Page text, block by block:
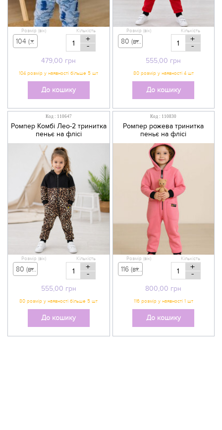
479,00 грн
Розмір (вік)
104 (вік 3-4 р) - 479,00 грн
Кількість
+
-
До кошику
555,00 грн
Розмір (вік)
80 (вік 9-12 міс) - 555,00 грн
Кількість
+
-
До кошику
Код : 110647
Ромпер Комбі Лео-2 тринитка
пеньє на флісі
555,00 грн
Розмір (вік)
80 (вік 9-12 міс) - 555,00 грн
Кількість
+
-
До кошику
Код : 110830
Ромпер рожева тринитка
пеньє на флісі
800,00 грн
Розмір (вік)
116 (вік 5-6 р) - 800,00 грн
Кількість
+
-
До кошику